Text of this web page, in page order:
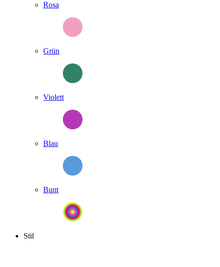
Rosa
Grün
Violett
Blau
Bunt
Stil